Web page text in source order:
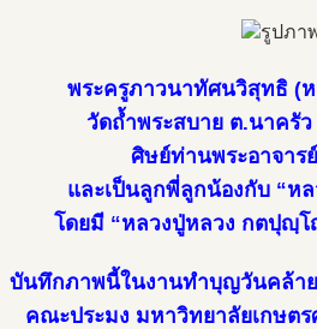
พระครูภาวนาทัศนวิสุทธิ (
วัดถ้ำพระสบาย ต.นาครั
ศิษย์ท่านพระอาจาร
และเป็นลูกพี่ลูกน้องกับ “ห
โดยมี “หลวงปู่หลวง กตปุญฺ
บันทึกภาพนี้ในงานทำบุญวันคล้า
คณะประมง มหาวิทยาลัยเกษตร